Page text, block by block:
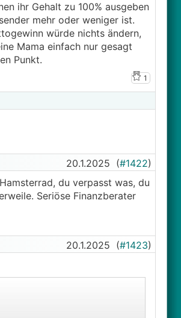
ihr Gehalt zu 100% ausgeben
mehr oder weniger ist.
würde nichts ändern,
Mama einfach nur gesagt
Punkt.
1
20.1.2025 (#1422)
du verpasst was, du
Seriöse Finanzberater
20.1.2025 (#1423)